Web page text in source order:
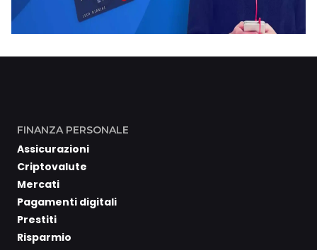
FINANZA PERSONALE
Assicurazioni
Criptovalute
Mercati
Pagamenti digitali
Prestiti
Risparmio